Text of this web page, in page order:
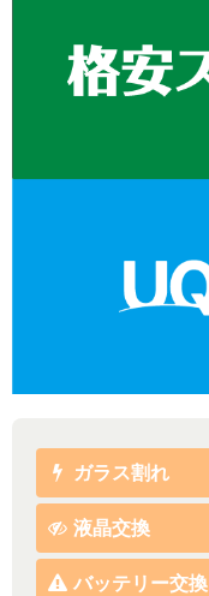
ガラス割れ
液晶交換
バッテリー交換